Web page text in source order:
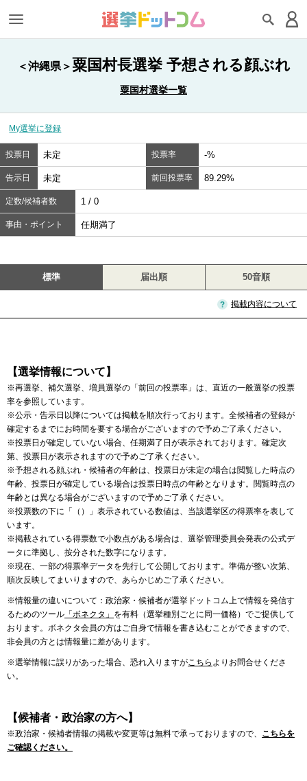
＜沖縄県＞粟国村長選挙 予想される顔ぶれ
粟国村選挙一覧
My選挙に登録
投票日 未定 投票率 -%
告示日 未定 前回投票率 89.29%
定数/候補者数 1 / 0
事由・ポイント 任期満了
標準 届出順 50音順
掲載内容について
【選挙情報について】
※再選挙、補欠選挙、増員選挙の「前回の投票率」は、直近の一般選挙の投票
率を参照しています。
※公示・告示日以降については掲載を順次行っております。全候補者の登録が
確定するまでにお時間を要する場合がございますので予めご了承ください。
※投票日が確定していない場合、任期満了日が表示されております。確定次
第、投票日が表示されますので予めご了承ください。
※予想される顔ぶれ・候補者の年齢は、投票日が未定の場合は閲覧した時点の
年齢、投票日が確定している場合は投票日時点の年齢となります。閲覧時点の
年齢とは異なる場合がございますので予めご了承ください。
※投票数の下に「（）」表示されている数値は、当該選挙区の得票率を表して
います。
※掲載されている得票数で小数点がある場合は、選挙管理委員会発表の公式デ
ータに準拠し、按分された数字になります。
※現在、一部の得票率データを先行して公開しております。準備が整い次第、
順次反映してまいりますので、あらかじめご了承ください。
※情報量の違いについて：政治家・候補者が選挙ドットコム上で情報を発信す
るためのツール 「ボネクタ」 を有料（選挙種別ごとに同一価格）でご提供して
おります。ボネクタ会員の方はご自身で情報を書き込むことができますので、
非会員の方とは情報量に差があります。
※選挙情報に誤りがあった場合、恐れ入りますがこちら よりお問合せくださ
い。
【候補者・政治家の方へ】
※政治家・候補者情報の掲載や変更等は無料で承っておりますので、 こちらを
ご確認ください。